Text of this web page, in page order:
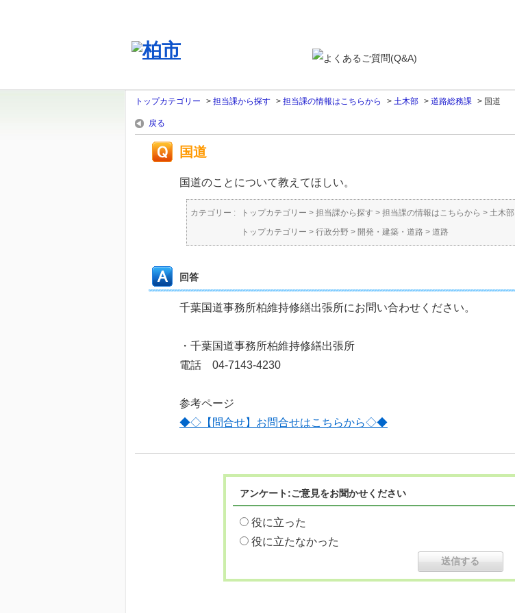
トップカテゴリー > 担当課から探す > 担当課の情報はこちらから > 土木部 > 道路総務課 > 国道
戻る
国道
国道のことについて教えてほしい。
カテゴリー : トップカテゴリー > 担当課から探す > 担当課の情報はこちらから > 土木部
トップカテゴリー > 行政分野 > 開発・建築・道路 > 道路
回答
千葉国道事務所柏維持修繕出張所にお問い合わせください。
・千葉国道事務所柏維持修繕出張所
電話 04-7143-4230
参考ページ
◆◇【問合せ】お問合せはこちらから◇◆
アンケート:ご意見をお聞かせください
役に立った
役に立たなかった